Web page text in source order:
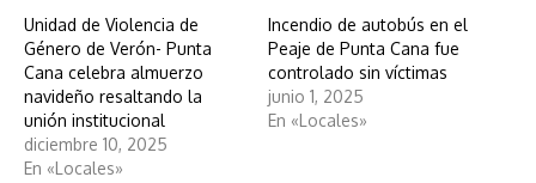
Unidad de Violencia de
Género de Verón- Punta
Cana celebra almuerzo
navideño resaltando la
unión institucional
diciembre 10, 2025
En «Locales»
Incendio de autobús en el
Peaje de Punta Cana fue
controlado sin víctimas
junio 1, 2025
En «Locales»